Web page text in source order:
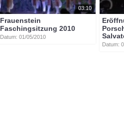
03:10
Frauenstein
Faschingsitzung 2010
Datum: 01/05/2010
Datum: